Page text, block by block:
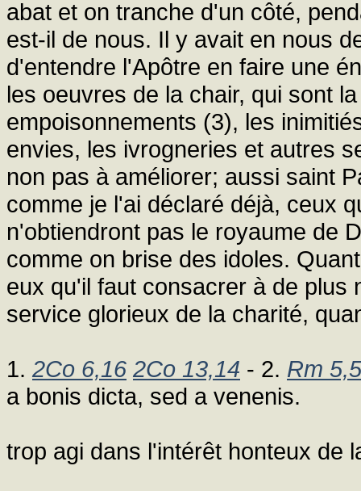
abat et on tranche d'un côté,
est-il de nous. Il y avait en nous
d'entendre l'Apôtre en faire une
les oeuvres de la chair, qui sont
empoisonnements (3), les
envies, les ivrogneries et autres
non pas à améliorer; aussi saint
comme je l'ai déclaré déjà, ceux
n'obtiendront pas le royaume de
comme on brise des idoles.
eux qu'il faut consacrer à de plus
service glorieux de la charité,
1. 2Co 6,16 2Co 13,14 - 2. Rm 5,5
a bonis dicta, sed a venenis.
trop agi dans l'intérêt honteux de